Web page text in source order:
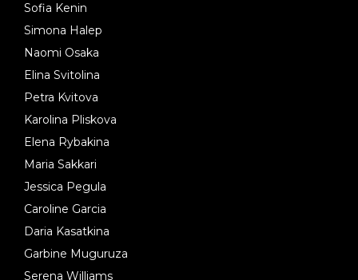
Sofia Kenin
Simona Halep
Naomi Osaka
Elina Svitolina
Petra Kvitova
Karolina Pliskova
Elena Rybakina
Maria Sakkari
Jessica Pegula
Caroline Garcia
Daria Kasatkina
Garbine Muguruza
Serena Williams